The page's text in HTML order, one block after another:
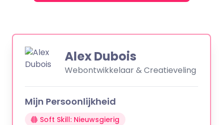
Alex Dubois
Webontwikkelaar & Creatieveling
Mijn Persoonlijkheid
Soft Skill: Nieuwsgierig